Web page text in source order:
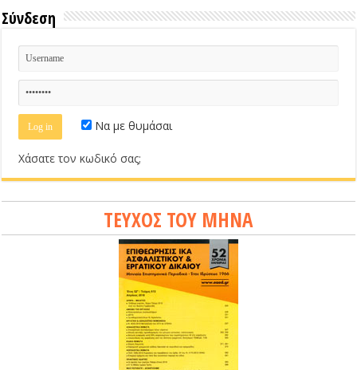
Σύνδεση
Να με θυμάσαι
Χάσατε τον κωδικό σας;
ΤΕΥΧΟΣ ΤΟΥ ΜΗΝΑ